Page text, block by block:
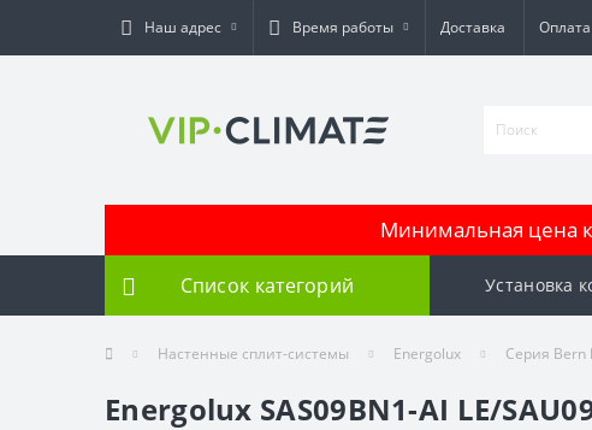
Наш адрес Время работы Доставка Оплата
Минимальная цена
Список категорий Установка
Настенные сплит-системы Energolux Серия Bern
Energolux SAS09BN1-AI LE/